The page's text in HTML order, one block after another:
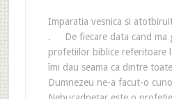
Imparatia vesnica si
. De fiecare data cand ma
profetiilor biblice referitoare
îmi dau seama ca dintre
Dumnezeu ne-a facut-o